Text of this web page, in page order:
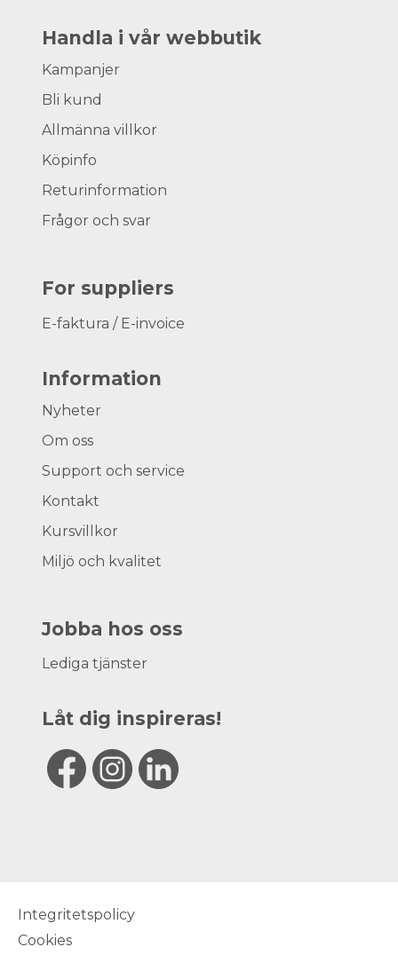
Handla i vår webbutik
Kampanjer
Bli kund
Allmänna villkor
Köpinfo
Returinformation
Frågor och svar
For suppliers
E-faktura / E-invoice
Information
Nyheter
Om oss
Support och service
Kontakt
Kursvillkor
Miljö och kvalitet
Jobba hos oss
Lediga tjänster
Låt dig inspireras!
Integritetspolicy
Cookies